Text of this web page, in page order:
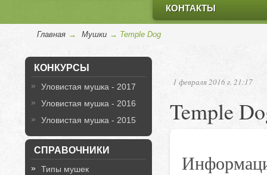
КОНТАКТЫ
Главная → Мушки → Temple Dog
КОНКУРСЫ
Уловистая мушка - 2017
Уловистая мушка - 2016
Уловистая мушка - 2015
СПРАВОЧНИКИ
Типы мушек
1 февраля 2016 г. 21:17
Temple